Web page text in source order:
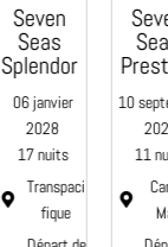
Seven
Seas
Splendor
06 janvier
2028
17 nuits
Transpaci
fique
10
11